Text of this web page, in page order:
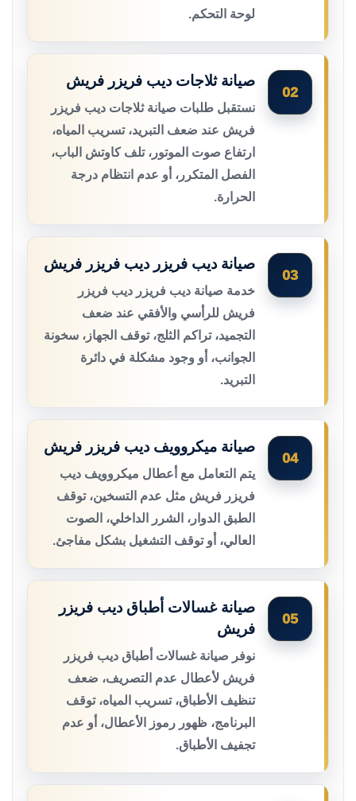
لوحة التحكم.
02
صيانة ثلاجات ديب فريزر فريش
نستقبل طلبات صيانة ثلاجات ديب فريزر
فريش عند ضعف التبريد، تسريب المياه،
ارتفاع صوت الموتور، تلف كاوتش الباب،
الفصل المتكرر، أو عدم انتظام درجة
الحرارة.
03
صيانة ديب فريزر ديب فريزر فريش
خدمة صيانة ديب فريزر ديب فريزر
فريش للرأسي والأفقي عند ضعف
التجميد، تراكم الثلج، توقف الجهاز، سخونة
الجوانب، أو وجود مشكلة في دائرة
التبريد.
04
صيانة ميكروويف ديب فريزر فريش
يتم التعامل مع أعطال ميكروويف ديب
فريزر فريش مثل عدم التسخين، توقف
الطبق الدوار، الشرر الداخلي، الصوت
العالي، أو توقف التشغيل بشكل مفاجئ.
05
صيانة غسالات أطباق ديب فريزر
فريش
نوفر صيانة غسالات أطباق ديب فريزر
فريش لأعطال عدم التصريف، ضعف
تنظيف الأطباق، تسريب المياه، توقف
البرنامج، ظهور رموز الأعطال، أو عدم
تجفيف الأطباق.